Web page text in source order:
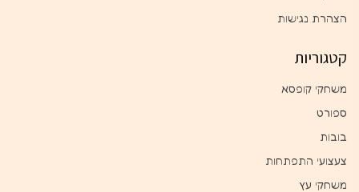
הצהרת נגישות
קטגוריות
משחקי קופסא
ספורט
בובות
צעצועי התפתחות
משחקי עץ